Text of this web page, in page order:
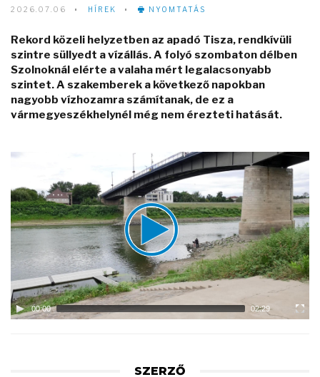
2026.07.06 HÍREK NYOMTATÁS
Rekord közeli helyzetben az apadó Tisza, rendkívüli
szintre süllyedt a vízállás. A folyó szombaton délben
Szolnoknál elérte a valaha mért legalacsonyabb
szintet. A szakemberek a következő napokban
nagyobb vízhozamra számítanak, de ez a
vármegyeszékhelynél még nem érezteti hatását.
Video
00:00 02:29
SZERZŐ